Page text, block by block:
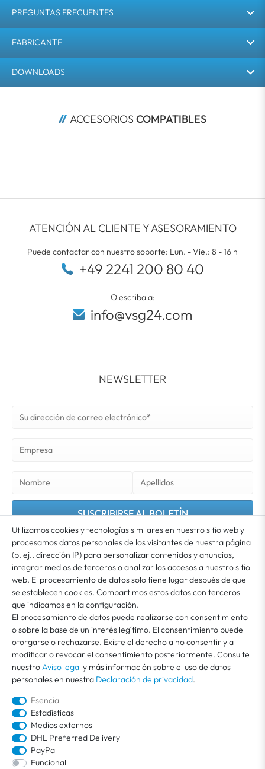
PREGUNTAS FRECUENTES
FABRICANTE
DOWNLOADS
ACCESORIOS COMPATIBLES
ATENCIÓN AL CLIENTE Y ASESORAMIENTO
Puede contactar con nuestro soporte: Lun. - Vie.: 8 - 16 h
+49 2241 200 80 40
O escriba a:
info@vsg24.com
NEWSLETTER
SUSCRIBIRSE AL BOLETÍN
Usted acepta que sus datos se utilicen para el envío de nuestro boletín. El boletín puede
cancelarse en cualquier momento. Encontrará más información e indicaciones sobre
la revocación en nuestraDeclaración de privacidad *
MI CUENTA
ATENCIÓN AL CLIENTE
SOBRE VEGA
Utilizamos cookies y tecnologías similares en nuestro sitio web y
procesamos datos personales de los visitantes de nuestra página
(p. ej., dirección IP) para personalizar contenidos y anuncios,
integrar medios de terceros o analizar los accesos a nuestro sitio
web. El procesamiento de datos solo tiene lugar después de que
se establecen cookies. Compartimos estos datos con terceros
que indicamos en la configuración.
El procesamiento de datos puede realizarse con consentimiento
o sobre la base de un interés legítimo. El consentimiento puede
otorgarse o rechazarse. Existe el derecho a no consentir y a
modificar o revocar el consentimiento posteriormente. Consulte
nuestroAviso legal y más información sobre el uso de datos
personales en nuestra Declaración de privacidad.
Esencial
Estadísticas
Medios externos
DHL Preferred Delivery
PayPal
Funcional